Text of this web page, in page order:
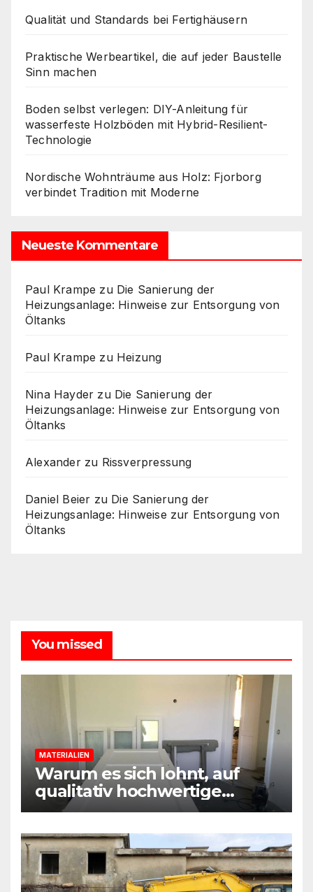
Qualität und Standards bei Fertighäusern
Praktische Werbeartikel, die auf jeder Baustelle
Sinn machen
Boden selbst verlegen: DIY-Anleitung für
wasserfeste Holzböden mit Hybrid-Resilient-
Technologie
Nordische Wohnträume aus Holz: Fjorborg
verbindet Tradition mit Moderne
Neueste Kommentare
Paul Krampe zu Die Sanierung der
Heizungsanlage: Hinweise zur Entsorgung von
Öltanks
Paul Krampe zu Heizung
Nina Hayder zu Die Sanierung der
Heizungsanlage: Hinweise zur Entsorgung von
Öltanks
Alexanderzu Rissverpressung
Daniel Beier zu Die Sanierung der
Heizungsanlage: Hinweise zur Entsorgung von
Öltanks
You missed
MATERIALIEN
Warum es sich lohnt, auf
qualitativ hochwertige
Baustoffe und Materialien